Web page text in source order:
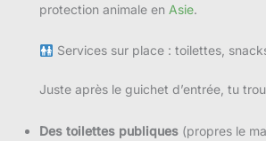
protection animale en Asie.
Services sur place : toilettes,
Juste après le guichet d’entrée, tu
Des toilettes publiques (propres le